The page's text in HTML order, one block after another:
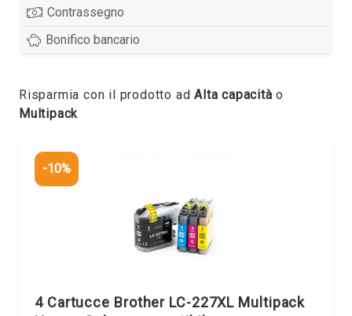
Contrassegno
Bonifico bancario
Risparmia con il prodotto adAlta capacità o
Multipack
-10%
4 Cartucce Brother LC-227XL Multipack